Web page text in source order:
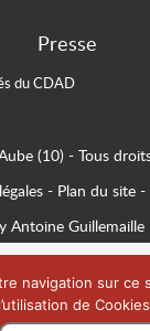
Presse
du CDAD
(10) - Tous
- Plan du site -
Antoine Guillemaille
navigation sur ce
l’utilisation de